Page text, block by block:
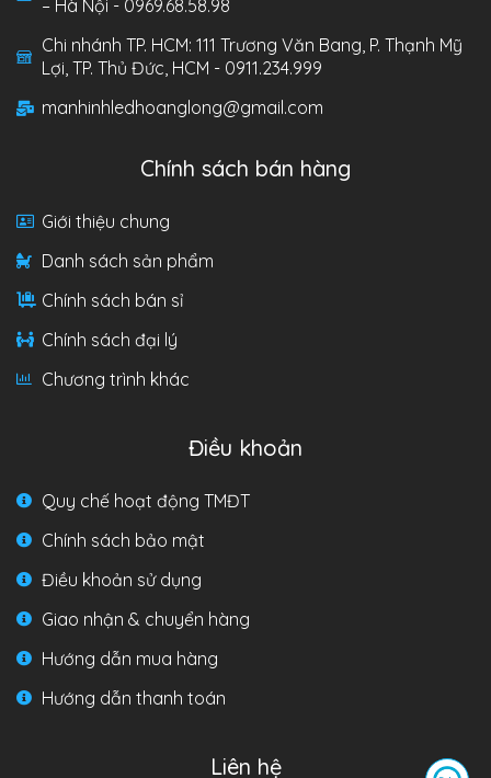
– Hà Nội - 0969.68.58.98
Chi nhánh TP. HCM: 111 Trương Văn Bang, P. Thạnh Mỹ
Lợi, TP. Thủ Đức, HCM - 0911.234.999
manhinhledhoanglong@gmail.com
Chính sách bán hàng
Giới thiệu chung
Danh sách sản phẩm
Chính sách bán sỉ
Chính sách đại lý
Chương trình khác
Điều khoản
Quy chế hoạt động TMĐT
Chính sách bảo mật
Điều khoản sử dụng
Giao nhận & chuyển hàng
Hướng dẫn mua hàng
Hướng dẫn thanh toán
Liên hệ